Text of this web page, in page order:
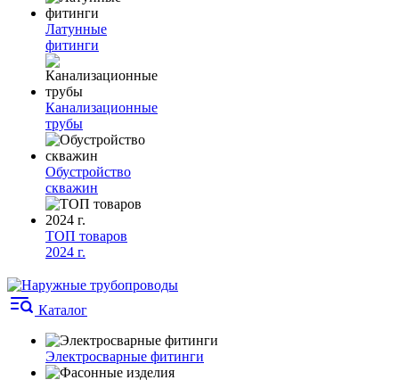
Латунные
фитинги
Канализационные
трубы
Обустройство
скважин
ТОП товаров
2024 г.
Каталог
Электросварные фитинги